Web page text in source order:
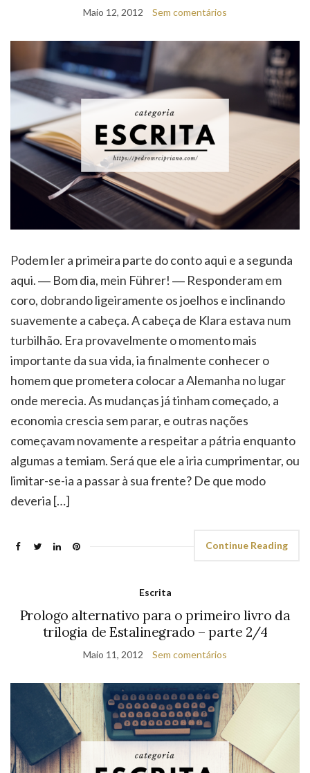
Podem ler a primeira parte do conto aqui e a segunda
aqui. ― Bom dia, mein Führer! ― Responderam em
coro, dobrando ligeiramente os joelhos e inclinando
turbilhão. Era provavelmente o momento mais
importante da sua vida, ia finalmente conhecer o
homem que prometera colocar a Alemanha no lugar
onde merecia. As mudanças já tinham começado, a
economia crescia sem parar, e outras nações
começavam novamente a respeitar a pátria enquanto
algumas a temiam. Será que ele a iria cumprimentar, ou
limitar-se-ia a passar à sua frente? De que modo
deveria […]
Continue Reading
Prologo alternativo para o primeiro livro da